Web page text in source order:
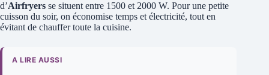
d’Airfryers se situent entre 1500 et 2000 W. Pour une petite
cuisson du soir, on économise temps et électricité, tout en
évitant de chauffer toute la cuisine.
A LIRE AUSSI